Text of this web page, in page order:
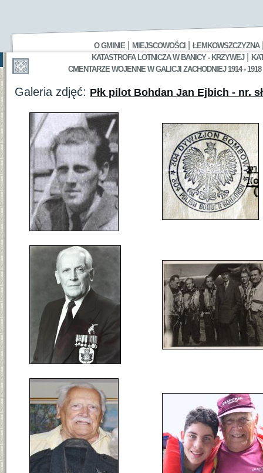
O GMINIE MIEJSCOWOŚCI ŁEMKOWSZCZYZNA
KATASTROFA LOTNICZA W BANICY - KRZYWEJ|
CMENTARZE WOJENNE W GALICJI ZACHODNIEJ 1914 - 1918
Galeria zdjęć: Płk pilot Bohdan Jan Ejbich - nr.